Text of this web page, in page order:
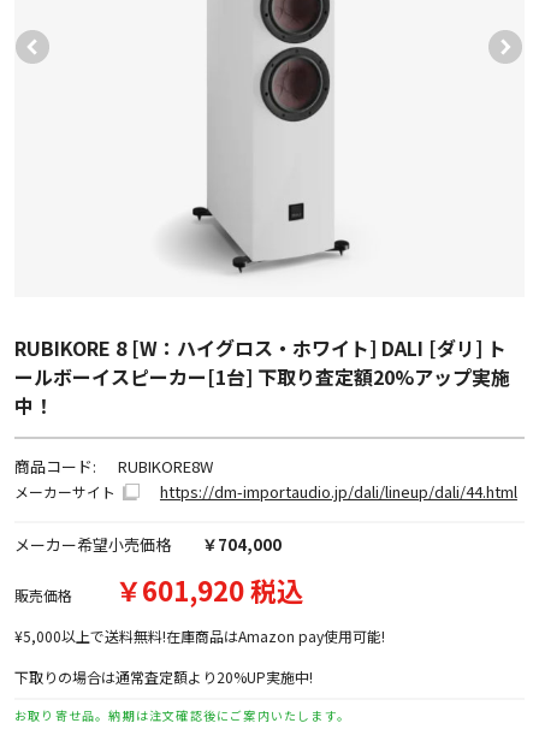
RUBIKORE 8 [W：ハイグロス・ホワイト] DALI [ダリ] ト
ールボーイスピーカー[1台] 下取り査定額20%アップ実施
中！
商品コード: RUBIKORE8W
メーカーサイト https://dm-importaudio.jp/dali/lineup/dali/44.html
メーカー希望小売価格 ￥704,000
販売価格 ￥601,920 税込
¥5,000以上で送料無料!在庫商品はAmazon pay使用可能!
下取りの場合は通常査定額より20%UP実施中!
お取り寄せ品。納期は注文確認後にご案内いたします。